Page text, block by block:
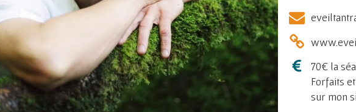
70€ la
Forfaits
sur mon